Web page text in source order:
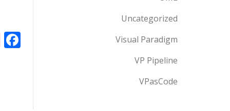
Uncategorized
Visual Paradigm
VP Pipeline
VPasCode